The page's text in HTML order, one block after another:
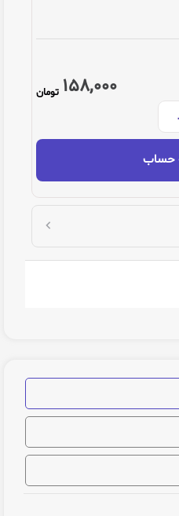
158,000 تومان
حساب